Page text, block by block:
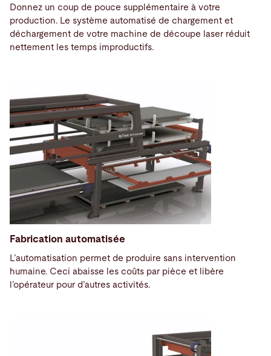
Donnez un coup de pouce supplémentaire à votre
production. Le système automatisé de chargement et
déchargement de votre machine de découpe laser réduit
nettement les temps improductifs.
Fabrication automatisée
L’automatisation permet de produire sans intervention
humaine. Ceci abaisse les coûts par pièce et libère
l’opérateur pour d’autres activités.